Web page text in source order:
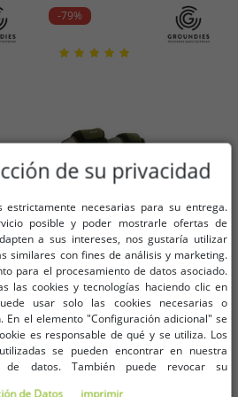
43
-79%
Tallas disponibles
36 40
de su privacidad
estrictamente necesarias para su entrega.
posible y poder mostrarle ofertas de
a sus intereses, nos gustaría utilizar
similares con fines de análisis y marketing.
para el procesamiento de datos asociado.
las cookies y tecnologías haciendo clic en
usar solo las cookies necesarias o
En el elemento "Configuración adicional" se
es responsable de qué y se utiliza. Los
se pueden encontrar en nuestra
de datos. También puede revocar su
de Datos imprimir